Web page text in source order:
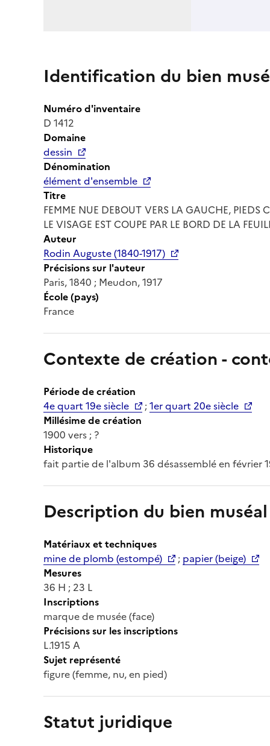
Identification du bien
Numéro d'inventaire
D 1412
Domaine
dessin
Dénomination
élément d'ensemble
Titre
FEMME NUE DEBOUT VERS LA GAUCHE, PIEDS
LE VISAGE EST COUPE PAR LE BORD DE LA
Auteur
Rodin Auguste (1840-1917)
Précisions sur l'auteur
Paris, 1840 ; Meudon, 1917
École (pays)
France
Contexte de création -
Période de création
4e quart 19e siècle
;1er quart 20e siècle
Millésime de création
1900 vers ; ?
Historique
fait partie de l'album 36 désassemblé en février
Description du bien muséal
Matériaux et techniques
mine de plomb (estompé)
; papier (beige)
Mesures
36 H ; 23 L
Inscriptions
marque de musée (face)
Précisions sur les inscriptions
L.1915 A
Sujet représenté
figure (femme, nu, en pied)
Statut juridique